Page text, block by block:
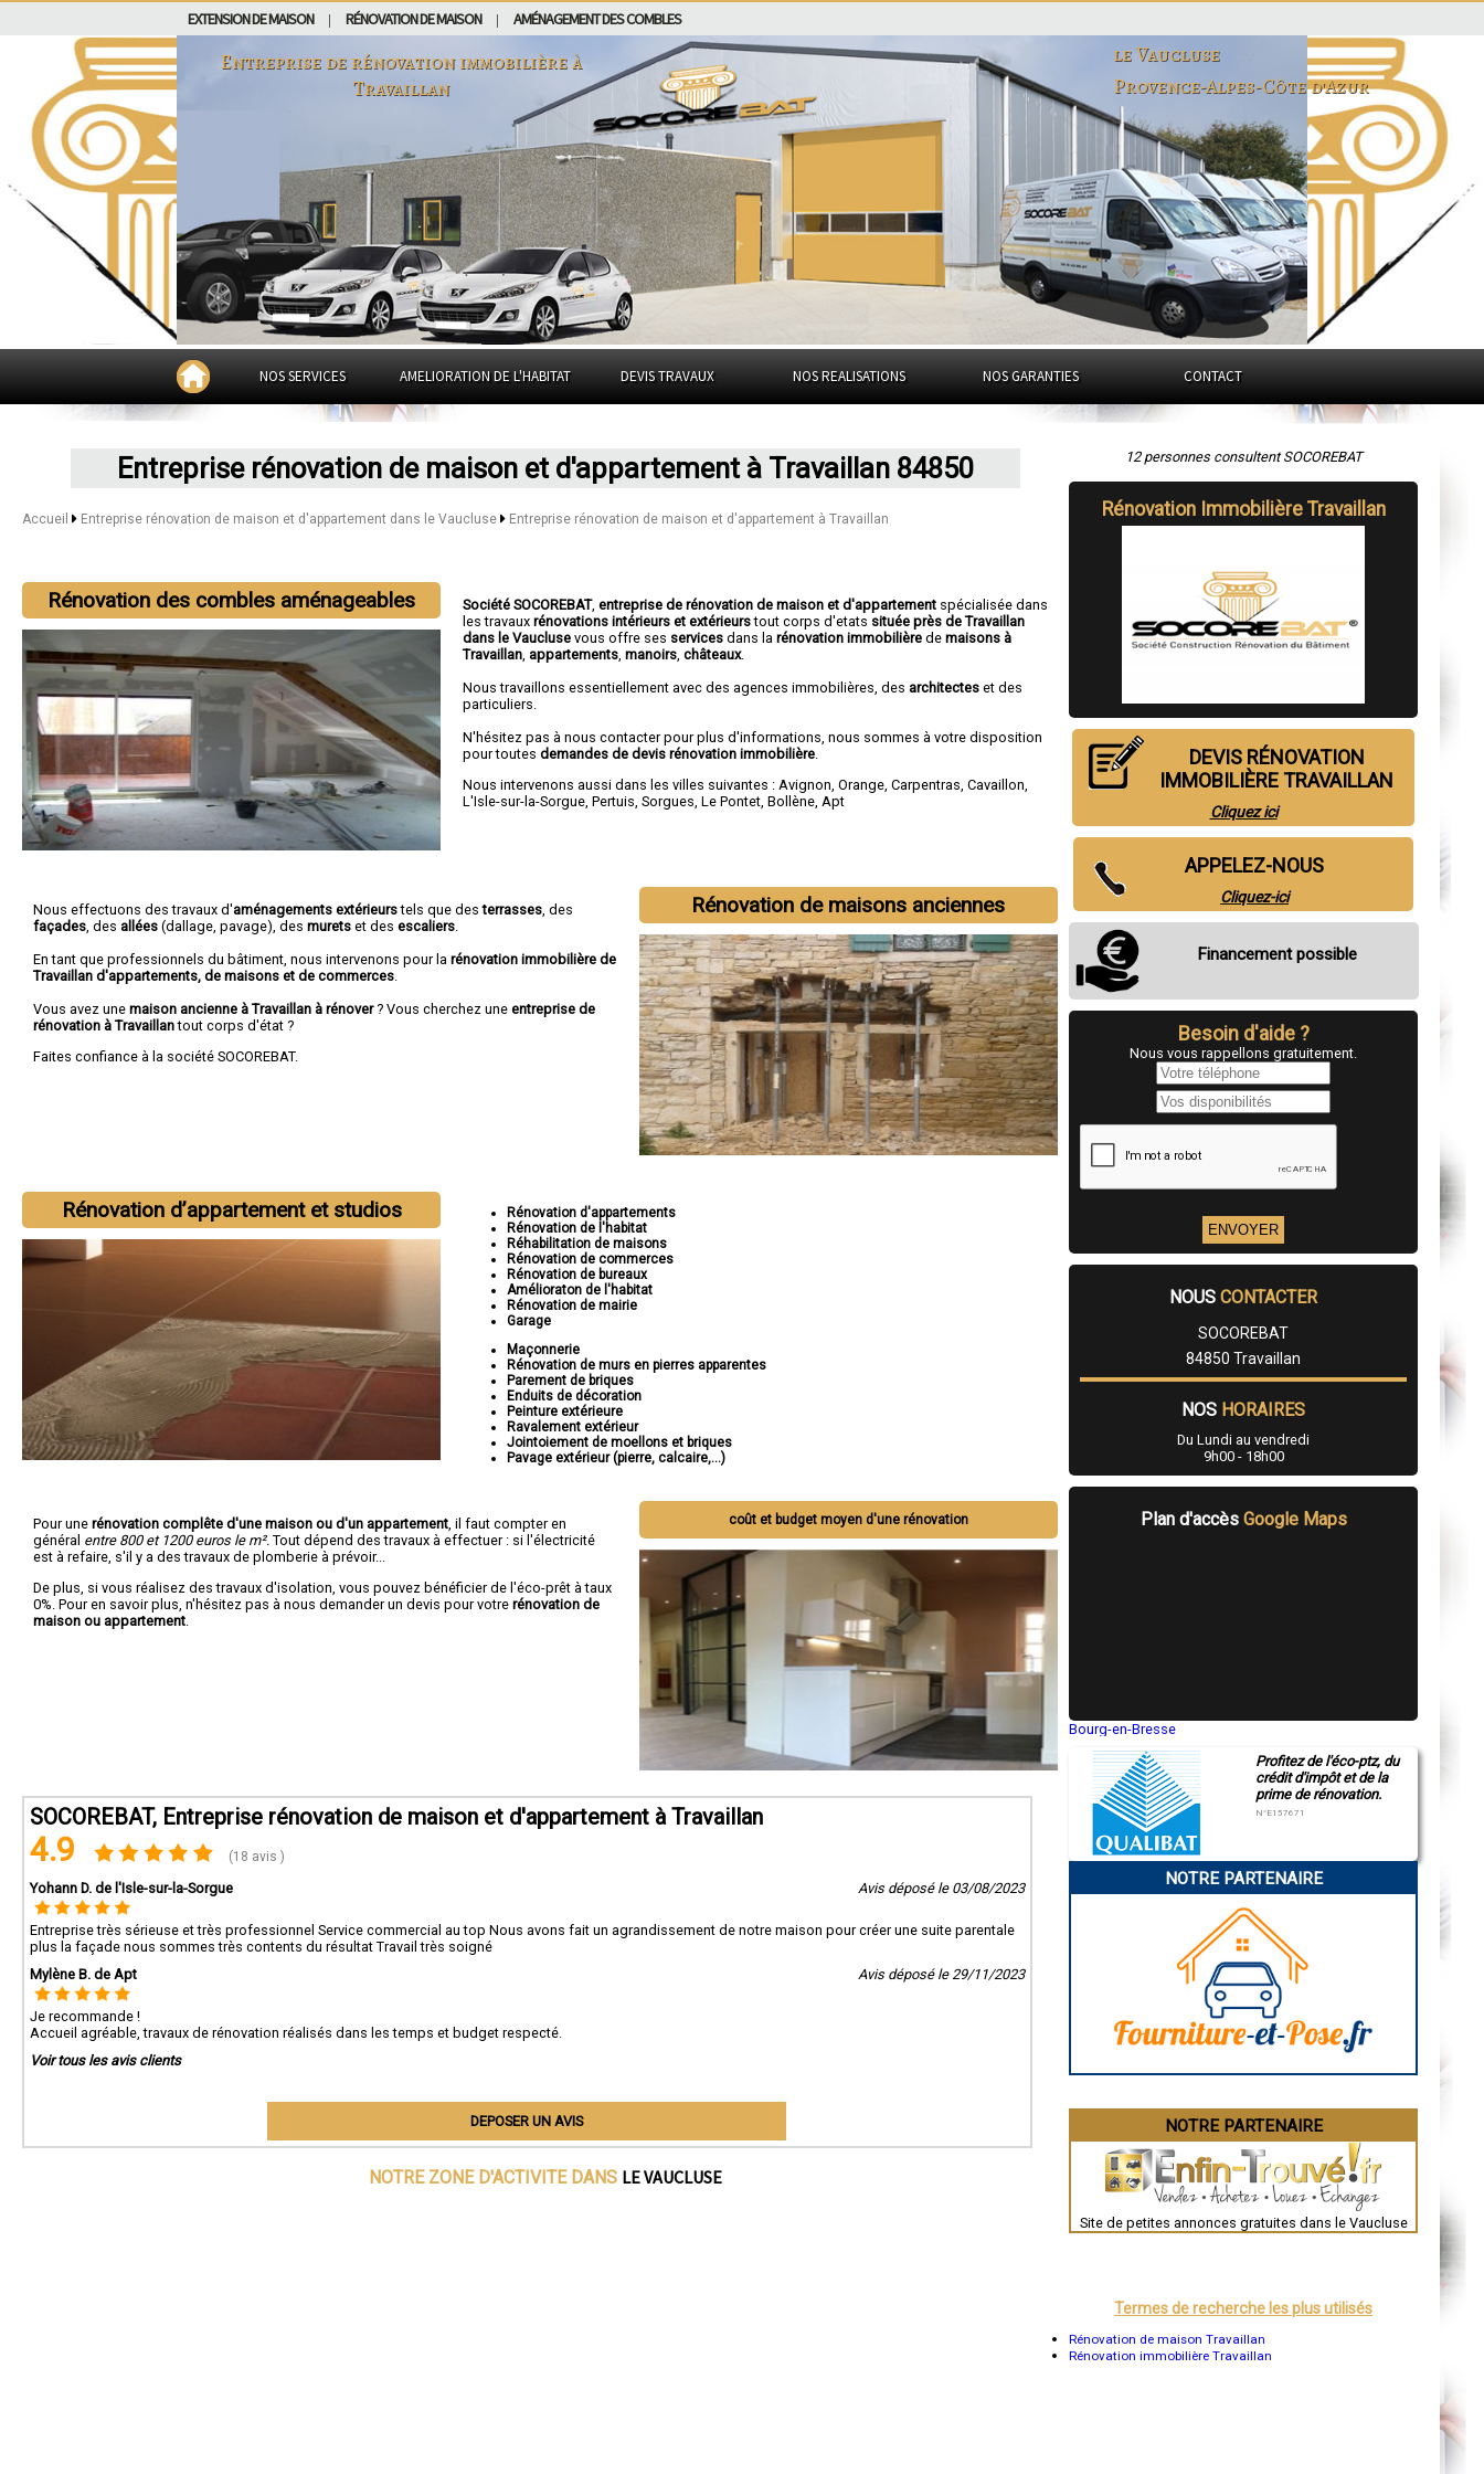
EXTENSION DE MAISON RÉNOVATION DE MAISON AMÉNAGEMENT DES COMBLES
Entreprise de rénovation immobilière à
Travaillan
le Vaucluse
Provence-Alpes-Côte d'Azur
NOS SERVICES AMELIORATION DE L'HABITAT DEVIS TRAVAUX NOS REALISATIONS NOS GARANTIES CONTACT
Entreprise rénovation de maison et d'appartement à Travaillan 84850
Accueil Entreprise rénovation de maison et d'appartement dans le Vaucluse Entreprise rénovation de maison et d'appartement à Travaillan
Rénovation des combles aménageables Société SOCOREBAT,entreprise de rénovation de maison et d'appartement spécialisée dans
les travauxrénovations intérieurs et extérieurstout corps d'etats située près de Travaillan
dans le Vauclusevous offre ses services dans larénovation immobilière demaisons à
Travaillan appartements ,manoirs ,châteaux.
Nous travaillons essentiellement avec des agences immobilières, des architectes et des
particuliers.
N'hésitez pas à nous contacter pour plus d'informations, nous sommes à votre disposition
pour toutesdemandes de devis rénovation immobilière
Nous intervenons aussi dans les villes suivantes : Avignon ,Orange ,Carpentras ,Cavaillon
L'Isle-sur-la-Sorgue ,Pertuis ,Sorgues ,Le Pontet ,Bollène Apt
Rénovation de maisons anciennes
Nous effectuons des travaux d'aménagements extérieurstels que desterrasses , des
façades , des allées (dallage, pavage), des murets et des escaliers
En tant que professionnels du bâtiment, nous intervenons pour la rénovation immobilière de
Travaillan d'appartements, de maisons et de commerces
Vous avez une maison ancienne à Travaillan à rénover? Vous cherchez une entreprise de
rénovation à Travaillantout corps d'état ?
Faites confiance à la société SOCOREBAT.
Rénovation d’appartement et studios
Rénovation d'appartements
Rénovation de l'habitat
Réhabilitation de maisons
Rénovation de commerces
Rénovation de bureaux
Amélioraton de l'habitat
Rénovation de mairie
Garage
Maçonnerie
Rénovation de murs en pierres apparentes
Parement de briques
Enduits de décoration
Peinture extérieure
Ravalement extérieur
Jointoiement de moellons et briques
Pavage extérieur (pierre, calcaire,...)
coût et budget moyen d'une rénovation
Pour une rénovation complête d'une maison ou d'un appartement , il faut compter en
général entre 800 et 1200 euros le m². Tout dépend des travaux à effectuer : si l'électricité
est à refaire, s'il y a des travaux de plomberie à prévoir...
De plus, si vous réalisez des travaux d'isolation, vous pouvez bénéficier de l'éco-prêt à taux
0%. Pour en savoir plus, n'hésitez pas à nous demander un devis pour votre rénovation de
maison ou appartement
SOCOREBAT, Entreprise rénovation de maison et d'appartement à Travaillan
4.9 (18 avis )
Yohann D. de l'Isle-sur-la-Sorgue Avis déposé le 03/08/2023
Entreprise très sérieuse et très professionnel Service commercial au top Nous avons fait un agrandissement de notre maison pour créer une suite parentale
plus la façade nous sommes très contents du résultat Travail très soigné
Mylène B. de Apt
Avis déposé le 29/11/2023
Je recommande !
Accueil agréable, travaux de rénovation réalisés dans les temps et budget respecté.
Voir tous les avis clients
DEPOSER UN AVIS
NOTRE ZONE D'ACTIVITE DANS LE VAUCLUSE
12 personnes consultent SOCOREBAT
Rénovation Immobilière Travaillan
DEVIS RÉNOVATION
IMMOBILIÈRE TRAVAILLAN
Cliquez ici
APPELEZ-NOUS
Cliquez-ici
Financement possible
Besoin d'aide ?
Nous vous rappellons gratuitement.
NOUS CONTACTER
SOCOREBAT
84850 Travaillan
NOS HORAIRES
Du Lundi au vendredi
9h00 - 18h00
Plan d'accès Google Maps
Bourg-en-Bresse
Montluçon
Manosque
Gap
Charleville-Mézières
Pamiers
Narbonne
Brive-la-Gaillarde
Guéret
Besançon
Évreux
Chartres
Nîmes
Auch
Dole
Mont-de-Marsan
Profitez de l'éco-ptz, du
crédit d'impôt et de la
prime de rénovation.
N°E157671
NOTRE PARTENAIRE
NOTRE PARTENAIRE
Site de petites annonces gratuites dans le Vaucluse
Termes de recherche les plus utilisés
Rénovation de maison Travaillan
Rénovation immobilière Travaillan